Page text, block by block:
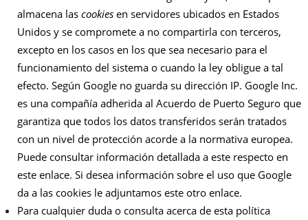
almacena las cookies en servidores ubicados en Estados
Unidos y se compromete a no compartirla con terceros,
excepto en los casos en los que sea necesario para el
funcionamiento del sistema o cuando la ley obligue a tal
efecto. Según Google no guarda su dirección IP. Google Inc.
es una compañía adherida al Acuerdo de Puerto Seguro que
garantiza que todos los datos transferidos serán tratados
con un nivel de protección acorde a la normativa europea.
Puede consultar información detallada a este respecto en
este enlace. Si desea información sobre el uso que Google
da a las cookies le adjuntamos este otro enlace.
Para cualquier duda o consulta acerca de esta política